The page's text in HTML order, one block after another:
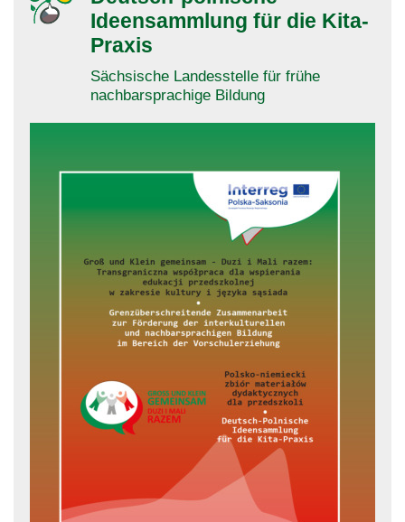
Ideensammlung für die Kita-
Praxis
Sächsische Landesstelle für frühe
nachbarsprachige Bildung